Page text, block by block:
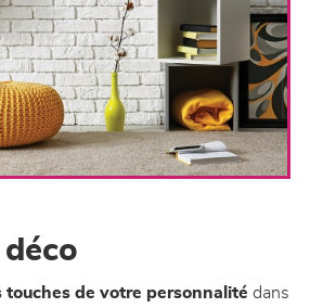
touches de votre personnalité dans